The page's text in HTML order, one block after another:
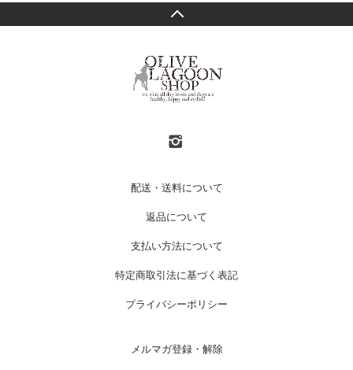
配送・送料について
返品について
支払い方法について
特定商取引法に基づく表記
プライバシーポリシー
メルマガ登録・解除